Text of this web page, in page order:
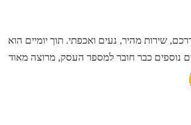
שירות מהיר, נעים ואכפתי. תוך יומיים הוא
נוספים כבר חובר למספר העסק, מרוצה מאוד